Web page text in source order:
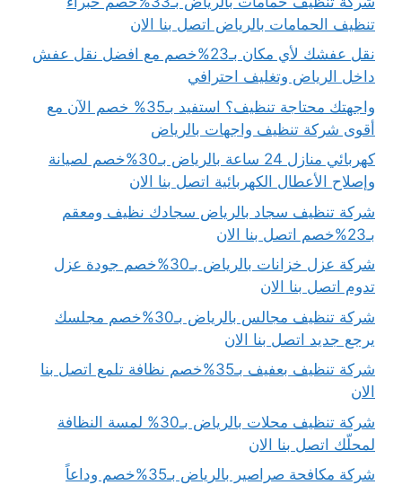
تنظيف الحمامات بالرياض اتصل بنا الان
نقل عفشك لأي مكان بـ23%خصم مع افضل نقل عفش
داخل الرياض وتغليف احترافي
واجهتك محتاجة تنظيف؟ استفيد بـ35% خصم الآن مع
أقوى شركة تنظيف واجهات بالرياض
كهربائي منازل 24 ساعة بالرياض بـ30%خصم لصيانة
وإصلاح الأعطال الكهربائية اتصل بنا الان
شركة تنظيف سجاد بالرياض سجادك نظيف ومعقم
بـ23%خصم اتصل بنا الان
شركة عزل خزانات بالرياض بـ30%خصم جودة عزل
تدوم اتصل بنا الان
شركة تنظيف مجالس بالرياض بـ30%خصم مجلسك
يرجع جديد اتصل بنا الان
شركة تنظيف بعفيف بـ35%خصم نظافة تلمع اتصل بنا
الان
شركة تنظيف محلات بالرياض بـ30% لمسة النظافة
لمحلّك اتصل بنا الان
شركة مكافحة صراصير بالرياض بـ35%خصم وداعاً